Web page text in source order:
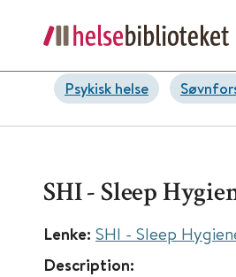
Psykisk helse
SHI - Sleep
Lenke: SHI - Sleep
Description: